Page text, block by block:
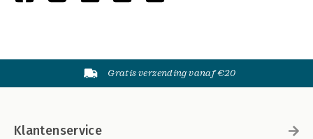
Gratis verzending vanaf €20
Klantenservice